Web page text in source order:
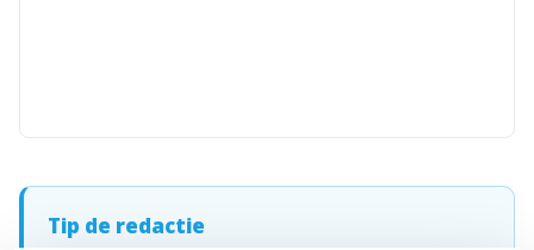
Tip de redactie